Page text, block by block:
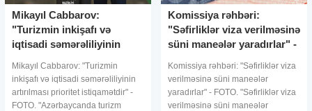
Mikayıl Cabbarov:
"Turizmin inkişafı və
iqtisadi səmərəliliyinin
istiqamə
Mikayıl Cabbarov: "Turizmin
inkişafı və iqtisadi səmərəliliyinin
artırılması prioritet istiqamətdir" -
FOTO. "Azərbaycanda turizm
Komissiya rəhbəri:
"Səfirliklər viza verilməsinə
süni maneələr yaradırlar" -
Komissiya rəhbəri: "Səfirliklər viza
verilməsinə süni maneələr
yaradırlar" - FOTO. "Səfirliklər viza
verilməsinə süni maneələr